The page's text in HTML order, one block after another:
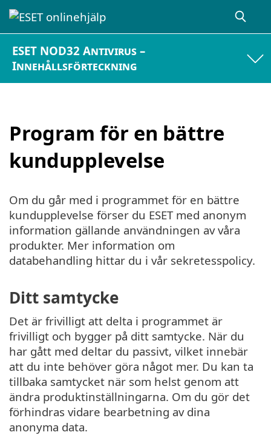
ESET NOD32 Antivirus –
Innehållsförteckning
Program för en bättre
kundupplevelse
Om du går med i programmet för en bättre
kundupplevelse förser du ESET med anonym
information gällande användningen av våra
produkter. Mer information om
databehandling hittar du i vår sekretesspolicy.
Ditt samtycke
Det är frivilligt att delta i programmet är
frivilligt och bygger på ditt samtycke. När du
har gått med deltar du passivt, vilket innebär
att du inte behöver göra något mer. Du kan ta
tillbaka samtycket när som helst genom att
ändra produktinställningarna. Om du gör det
förhindras vidare bearbetning av dina
anonyma data.